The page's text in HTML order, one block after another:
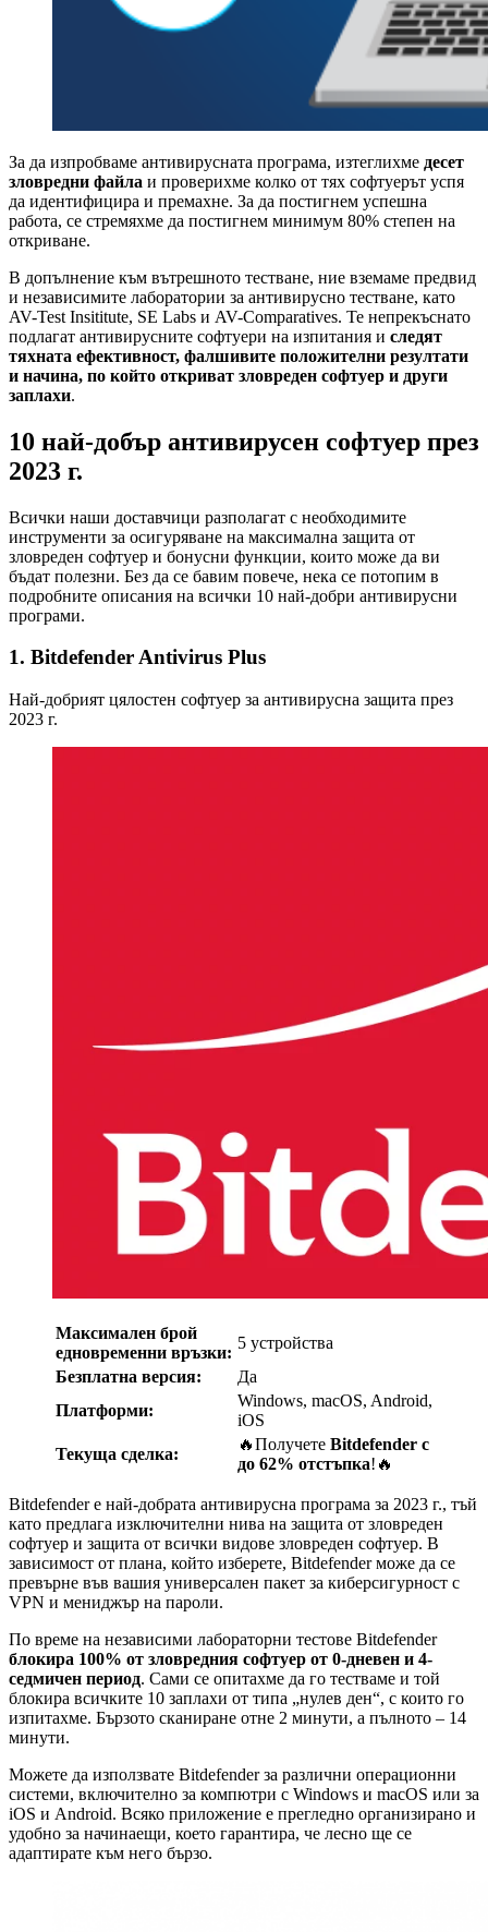
За да изпробваме антивирусната програма, изтеглихме десет
зловредни файла и проверихме колко от тях софтуерът успя
да идентифицира и премахне. За да постигнем успешна
работа, се стремяхме да постигнем минимум 80% степен на
откриване.
В допълнение към вътрешното тестване, ние вземаме предвид
и независимите лаборатории за антивирусно тестване, като
AV-Test Insititute, SE Labs и AV-Comparatives. Те непрекъснато
подлагат антивирусните софтуери на изпитания и следят
тяхната ефективност, фалшивите положителни резултати
и начина, по който откриват зловреден софтуер и други
заплахи.
10 най-добър антивирусен софтуер през
2023 г.
Всички наши доставчици разполагат с необходимите
инструменти за осигуряване на максимална защита от
зловреден софтуер и бонусни функции, които може да ви
бъдат полезни. Без да се бавим повече, нека се потопим в
подробните описания на всички 10 най-добри антивирусни
програми.
1. Bitdefender Antivirus Plus
Най-добрият цялостен софтуер за антивирусна защита през
2023 г.
Максимален брой
едновременни връзки:
5 устройства
Безплатна версия:
Да
Платформи:
Windows, macOS, Android,
iOS
Текуща сделка:
🔥Получете Bitdefender с
до 62% отстъпка!🔥
Bitdefender е най-добрата антивирусна програма за 2023 г., тъй
като предлага изключителни нива на защита от зловреден
софтуер и защита от всички видове зловреден софтуер. В
зависимост от плана, който изберете, Bitdefender може да се
превърне във вашия универсален пакет за киберсигурност с
VPN и мениджър на пароли.
По време на независими лабораторни тестове Bitdefender
блокира 100% от зловредния софтуер от 0-дневен и 4-
седмичен период. Сами се опитахме да го тестваме и той
блокира всичките 10 заплахи от типа „нулев ден“, с които го
изпитахме. Бързото сканиране отне 2 минути, а пълното – 14
минути.
Можете да използвате Bitdefender за различни операционни
системи, включително за компютри с Windows и macOS или за
iOS и Android. Всяко приложение е прегледно организирано и
удобно за начинаещи, което гарантира, че лесно ще се
адаптирате към него бързо.